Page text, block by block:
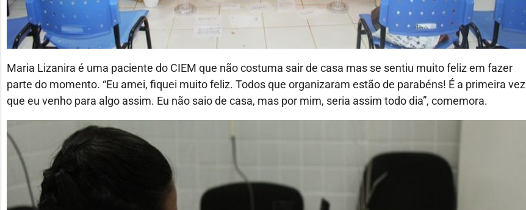
Maria Lizanira é uma paciente do CIEM que não costuma sair de casa mas se sentiu muito feliz em fazer
parte do momento. “Eu amei, fiquei muito feliz. Todos que organizaram estão de parabéns! É a primeira vez
que eu venho para algo assim. Eu não saio de casa, mas por mim, seria assim todo dia”, comemora.